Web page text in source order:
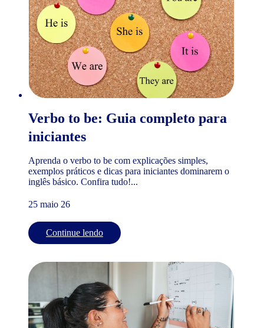
Verbo to be: Guia completo para
iniciantes
Aprenda o verbo to be com explicações simples,
exemplos práticos e dicas para iniciantes dominarem o
inglês básico. Confira tudo!...
25 maio 26
Continue lendo